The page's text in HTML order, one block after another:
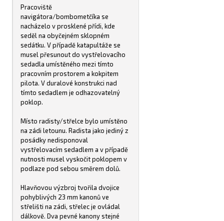
Pracoviště
navigátora/bombometčíka se
nacházelo v prosklené přídi, kde
seděl na obyčejném sklopném
sedátku. V případě katapultáže se
musel přesunout do vystřelovacího
sedadla umístěného mezi tímto
pracovním prostorem a kokpitem
pilota. V duralové konstrukci nad
tímto sedadlem je odhazovatelný
poklop.
Místo radisty/střelce bylo umístěno
na zádi letounu. Radista jako jediný z
posádky nedisponoval
vystřelovacím sedadlem a v případě
nutnosti musel vyskočit poklopem v
podlaze pod sebou směrem dolů.
Hlavňovou výzbroj tvořila dvojice
pohyblivých 23 mm kanonů ve
střelišti na zádi, střelec je ovládal
dálkově. Dva pevné kanony stejné